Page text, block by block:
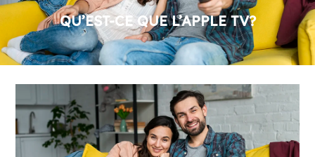
QU’EST-CE QUE L’APPLE TV?